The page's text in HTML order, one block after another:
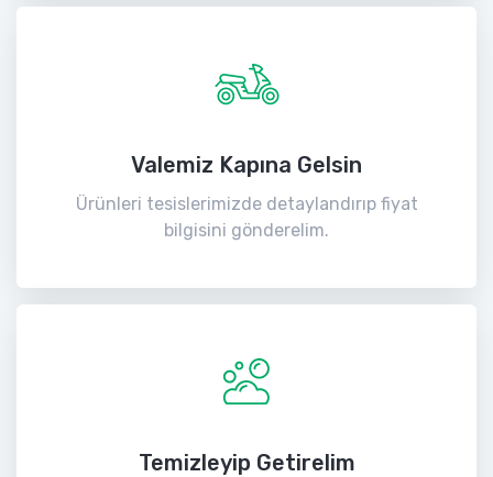
Valemiz Kapına Gelsin
Ürünleri tesislerimizde detaylandırıp fiyat
bilgisini gönderelim.
Temizleyip Getirelim